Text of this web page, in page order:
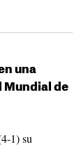
una
Mundial de
1) su